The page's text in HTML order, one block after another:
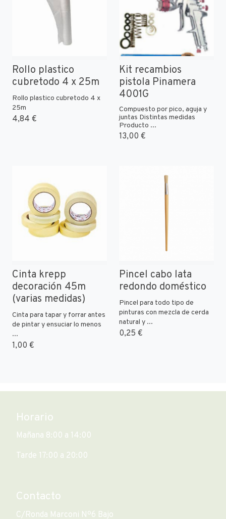
Rollo plastico
cubretodo 4 x 25m
Rollo plastico cubretodo 4 x
25m
4,84 €
Kit recambios
pistola Pinamera
4001G
Compuesto por pico, aguja y
juntas Distintas medidas
Producto ...
13,00 €
Cinta krepp
decoración 45m
(varias medidas)
Cinta para tapar y forrar antes
de pintar y ensuciar lo menos
...
1,00 €
Pincel cabo lata
redondo doméstico
Pincel para todo tipo de
pinturas con mezcla de cerda
natural y ...
0,25 €
Horario
Mañana 8:00 a 14:00
Tarde 17:00 a 20:00
Contacto
C/Ronda Marconi Nº6 Bajo